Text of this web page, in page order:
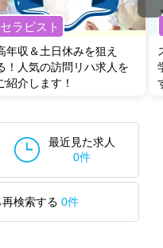
セラピスト
年収＆土日休みを狙え
！人気の訪問リハ求人を
紹介します！
最近見た求人
0件
検索する 0件